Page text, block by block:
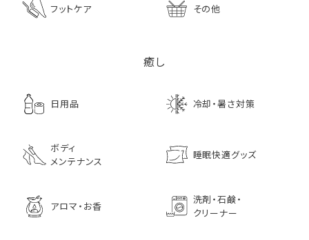
フットケア その他
癒し
日用品 冷却・暑さ対策
ボディ
メンテナンス
睡眠快適グッズ
アロマ・お香
洗剤・石鹸・
クリーナー